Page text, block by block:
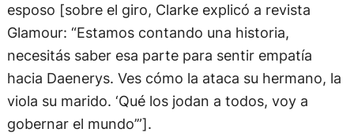
esposo [sobre el giro, Clarke explicó a revista
Glamour: “Estamos contando una historia,
necesitás saber esa parte para sentir empatía
hacia Daenerys. Ves cómo la ataca su hermano, la
viola su marido. ‘Qué los jodan a todos, voy a
gobernar el mundo’”].